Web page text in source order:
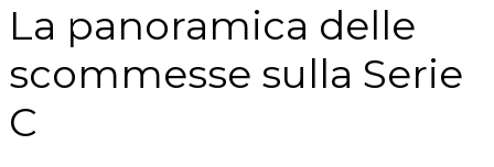
La panoramica delle
scommesse sulla Serie
C